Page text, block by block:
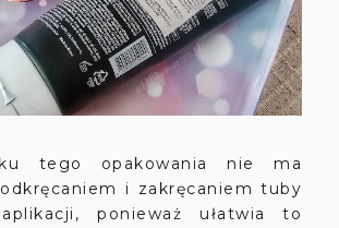
tego opakowania nie ma
i zakręcaniem tuby
ponieważ ułatwia to